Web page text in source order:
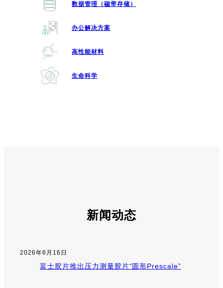
数据管理（磁带存储）
办公解决方案
高性能材料
生命科学
新闻动态
2026年6月16日
富士胶片推出压力测量胶片“圆形Prescale”